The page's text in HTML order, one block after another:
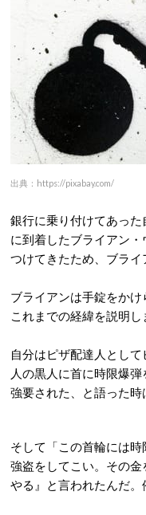
出典：https://pixabay.com/
銀行に乗り付けてあっ
に到着したブライアン
つけてきたため、ブライ
ブライアンは手錠をかけ
これまでの経緯を説明し
自分はピザ配達人とし
人の黒人に首に時限爆
強要された、と語った時
そして「この首輪には
強盗をしてこい。その
やる』と言われたんだ。